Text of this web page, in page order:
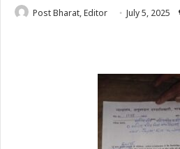
Post Bharat, Editor July 5, 2025